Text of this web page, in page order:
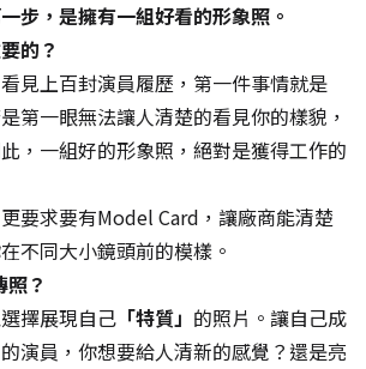
步，是擁有一組好看的形象照。
的？
見上百封演員履歷，第一件事情就是
第一眼無法讓人清楚的看見你的樣貌，
，一組好的形象照，絕對是獲得工作的
要求要有Model Card，讓廠商能清楚
不同大小鏡頭前的模樣。
？
擇展現自己 「特質」 的照片。讓自己成
演員，你想要給人清新的感覺？還是亮